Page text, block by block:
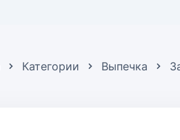
Категории Выпечка